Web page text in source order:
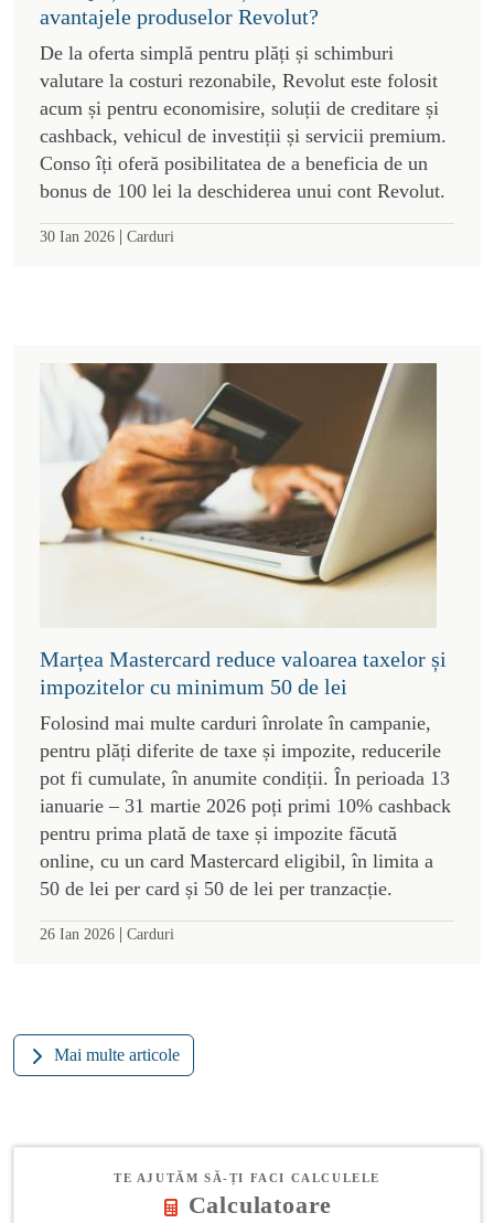
avantajele produselor Revolut?
De la oferta simplă pentru plăți și schimburi
valutare la costuri rezonabile, Revolut este folosit
acum și pentru economisire, soluții de creditare și
cashback, vehicul de investiții și servicii premium.
Conso îți oferă posibilitatea de a beneficia de un
bonus de 100 lei la deschiderea unui cont Revolut.
30 Ian 2026 | Carduri
Marțea Mastercard reduce valoarea taxelor și
impozitelor cu minimum 50 de lei
Folosind mai multe carduri înrolate în campanie,
pentru plăți diferite de taxe și impozite, reducerile
pot fi cumulate, în anumite condiții. În perioada 13
ianuarie – 31 martie 2026 poți primi 10% cashback
pentru prima plată de taxe și impozite făcută
online, cu un card Mastercard eligibil, în limita a
50 de lei per card și 50 de lei per tranzacție.
26 Ian 2026 | Carduri
Mai multe articole
TE AJUTĂM SĂ-ȚI FACI CALCULELE
Calculatoare